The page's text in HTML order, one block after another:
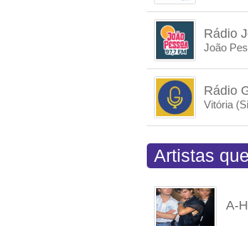
Rádio
João
Rádio
Vitória
Artistas
A-